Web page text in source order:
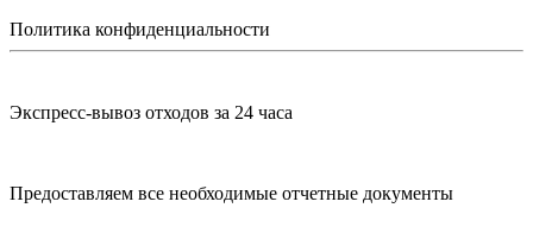
Политика конфиденциальности
Экспресс-вывоз отходов за 24 часа
Предоставляем все необходимые отчетные документы